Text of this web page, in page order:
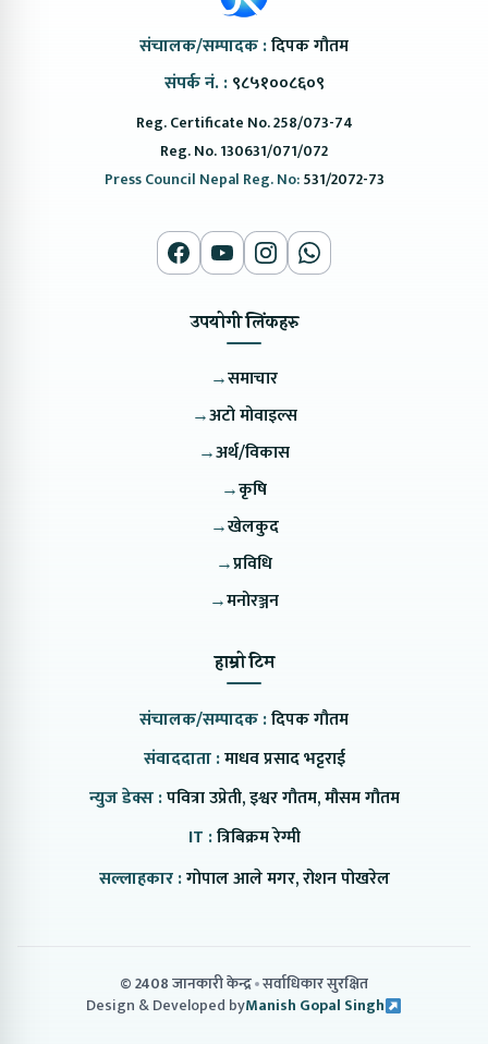
संचालक/सम्पादक :दिपक गौतम
संपर्क नं. : ९८५१००८६०९
Reg. Certificate No. 258/073-74
Reg. No. 130631/071/072
Press Council Nepal Reg. No:531/2072-73
उपयोगी लिंकहरु
→समाचार
→अटो मोवाइल्स
→अर्थ/विकास
→कृषि
→खेलकुद
→प्रविधि
→मनोरञ्जन
हाम्रो टिम
संचालक/सम्पादक :दिपक गौतम
संवाददाता :माधव प्रसाद भट्टराई
न्युज डेक्स :पवित्रा उप्रेती, इश्वर गौतम, मौसम गौतम
IT :त्रिबिक्रम रेग्मी
सल्लाहकार :गोपाल आले मगर, रोशन पोखरेल
© 2408 जानकारी केन्द्र सर्वाधिकार सुरक्षित
Design & Developed byManish Gopal Singh